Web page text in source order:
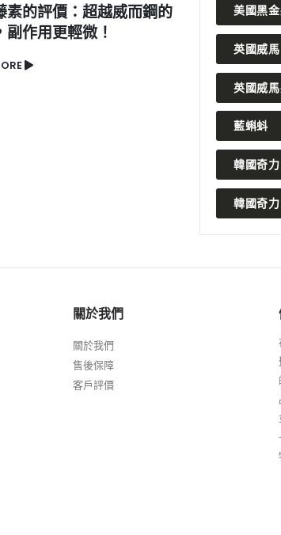
鋼的
印度神油的作用和使用注意事項
清單
美國黑
英國威馬
英國威
藍蝌蚪
韓國奇
韓國奇
關於我們
關於我們
售後保障
客戶評價